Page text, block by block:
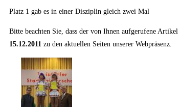
Platz 1 gab es in einer Disziplin gleich zwei Mal
Bitte beachten Sie, dass der von Ihnen aufgerufene
15.12.2011 zu den aktuellen Seiten unserer Webpräsenz.